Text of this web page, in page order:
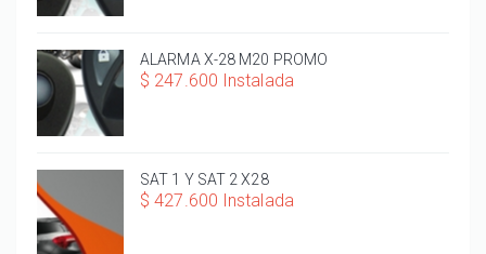
ALARMA X-28 M20 PROMO
$ 247.600 Instalada
SAT 1 Y SAT 2 X28
$ 427.600 Instalada